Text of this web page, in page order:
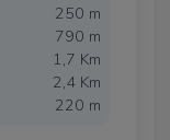
250 m
790 m
1,7 Km
2,4 Km
220 m